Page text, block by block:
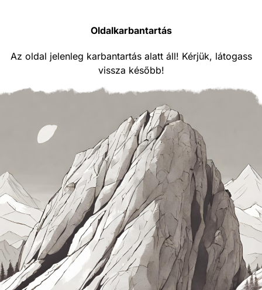
Oldalkarbantartás
Az oldal jelenleg karbantartás alatt áll! Kérjük, látogass
vissza később!